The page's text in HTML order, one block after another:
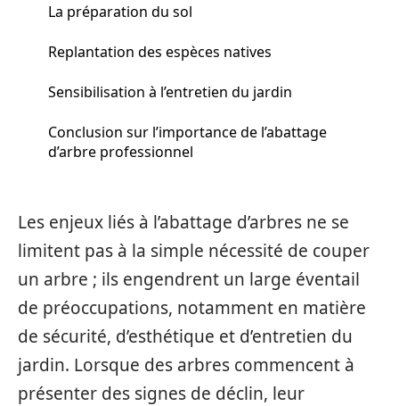
La préparation du sol
Replantation des espèces natives
Sensibilisation à l’entretien du jardin
Conclusion sur l’importance de l’abattage
d’arbre professionnel
Les enjeux liés à l’abattage d’arbres ne se
limitent pas à la simple nécessité de couper
un arbre ; ils engendrent un large éventail
de préoccupations, notamment en matière
de sécurité, d’esthétique et d’entretien du
jardin. Lorsque des arbres commencent à
présenter des signes de déclin, leur